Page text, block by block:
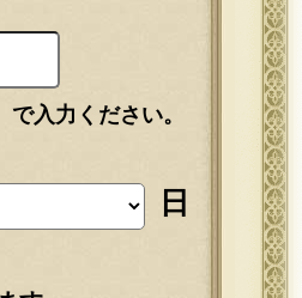
入力ください。
日